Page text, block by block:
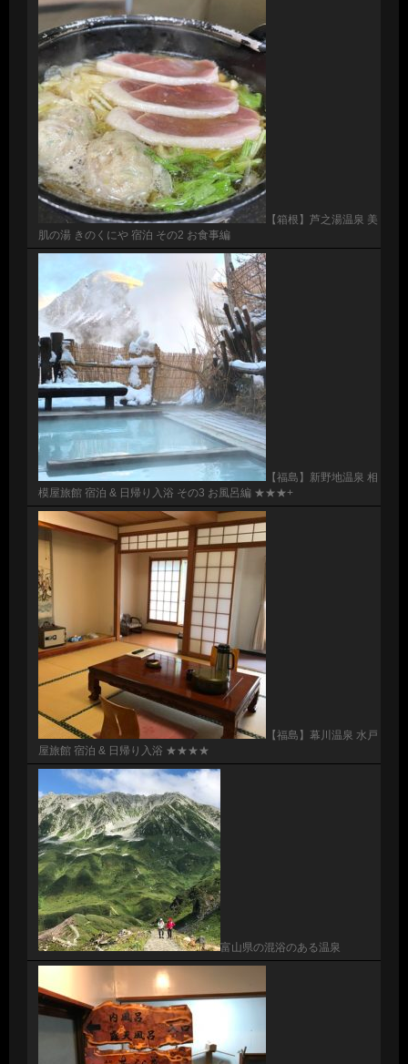
【箱根】芦之湯温泉 美
肌の湯 きのくにや 宿泊 その2 お食事編
【福島】新野地温泉 相
模屋旅館 宿泊 & 日帰り入浴 その3 お風呂編 ★★★+
【福島】幕川温泉 水戸
屋旅館 宿泊 & 日帰り入浴 ★★★★
富山県の混浴のある温泉